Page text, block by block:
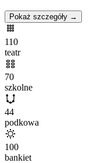
Pokaż szczegóły →
110
teatr
70
szkolne
44
podkowa
100
bankiet